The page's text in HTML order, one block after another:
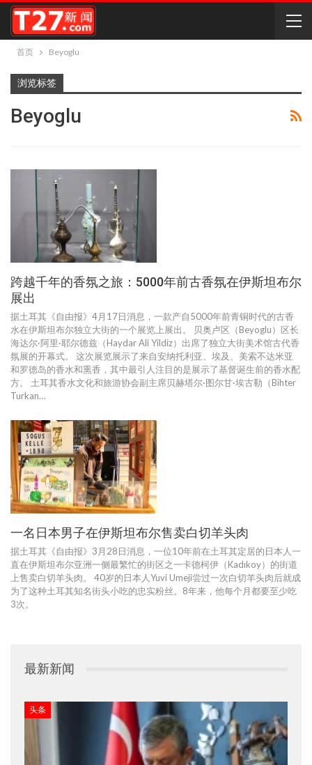
首页 Beyoglu
浏览标签
Beyoglu
跨越千年的香氛之旅：5000年前古香氛在伊斯坦布尔
展出
据土耳其《自由报》4月17日消息，一款产自5000年前青铜时代的古香
水在伊斯坦布尔独立大街的一个展览上展出。
贝奥卢区（Beyoglu）区长
海达尔·阿里·耶尔德兹（Haydar Ali Yildiz）出席了独立大街美术馆古代香
氛展的开幕式。 这次展览展示了来自安纳托利亚、埃及、美索不达米亚
和罗德岛的香水和熏香，其中最引人注目的是展示了基督诞生前的香水配
方。 土耳其香水文化和旅游协会副主席贝赫塔尔·图尔甘·埃古勒（Bihter
Turkan…
一名日本男子在伊斯坦布尔售卖白切羊头肉
据土耳其《自由报》3月28日消息，一位10年前在土耳其定居的日本人一
直在伊斯坦布尔亚洲一侧最繁忙的街区之一卡德柯伊（Kadıkoy）的街道
上售卖白切羊头肉。 40岁的日本人Yuvi Umeji尝过一次白切羊头肉后就成
为了这种土耳其知名街头小吃的忠实粉丝。8年来，他每个月都要至少吃
3次。
最新新闻
头条